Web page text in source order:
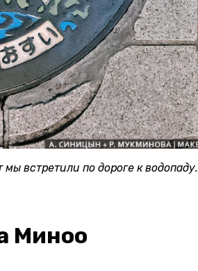
встретили по дороге к водопаду.
Миноо